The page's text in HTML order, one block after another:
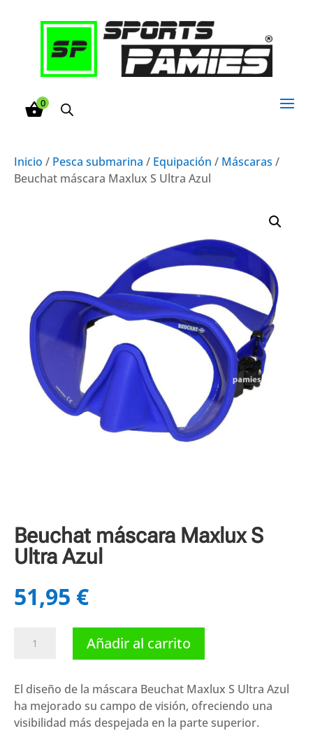
0
Inicio / Pesca submarina / Equipación / Máscaras /
Beuchat máscara Maxlux S Ultra Azul
Beuchat máscara Maxlux S
Ultra Azul
51,95 €
máscara
S
Ultra
Azul
Añadir al carrito
El diseño de la máscara Beuchat Maxlux S Ultra Azul
ha mejorado su campo de visión, ofreciendo una
visibilidad más despejada en la parte superior.